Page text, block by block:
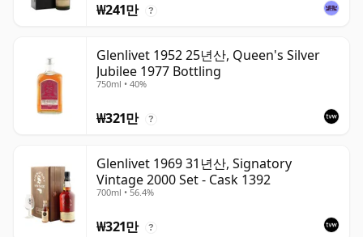
₩241만 ?
Glenlivet 1952 25년산, Queen's Silver
Jubilee 1977 Bottling
750ml • 40%
₩321만 ?
Glenlivet 1969 31년산, Signatory
Vintage 2000 Set - Cask 1392
700ml • 56.4%
₩321만 ?